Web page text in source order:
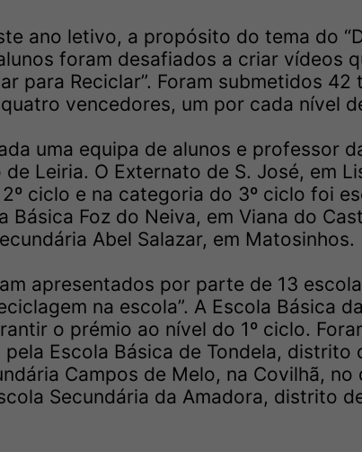
ano letivo, a propósito do tema do
foram desafiados a criar vídeos
para Reciclar”. Foram submetidos 42
vencedores, um por cada nível
uma equipa de alunos e professor
Leiria. O Externato de S. José, em
ciclo e na categoria do 3º ciclo foi
Básica Foz do Neiva, em Viana do
Abel Salazar, em Matosinhos.
apresentados por parte de 13
na escola”. A Escola Básica
o prémio ao nível do 1º ciclo.
Escola Básica de Tondela, distrito
Campos de Melo, na Covilhã,
Secundária da Amadora, distrito